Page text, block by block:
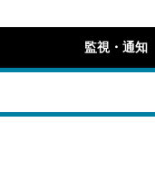
監視・通知